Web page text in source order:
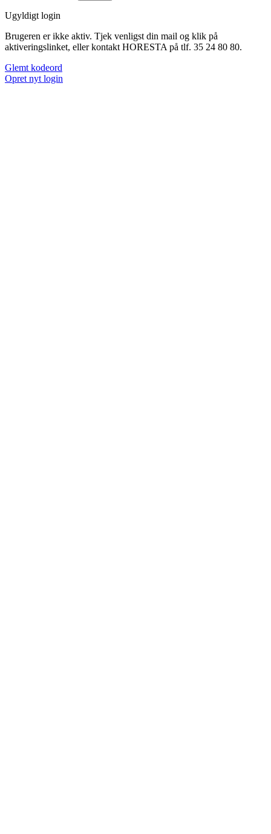
Ugyldigt login
Brugeren er ikke aktiv. Tjek venligst din mail og klik på
aktiveringslinket, eller kontakt HORESTA på tlf. 35 24 80 80.
Glemt kodeord
Opret nyt login